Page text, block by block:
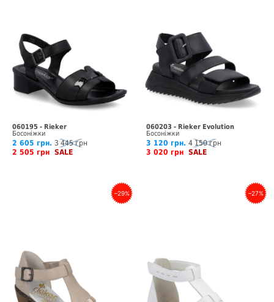
060195 - Rieker
Босоніжки
2 605 грн. 3 445 грн
2 505 грн SALE
060203 - Rieker Evolution
Босоніжки
3 120 грн. 4 150 грн
3 020 грн SALE
–29% –27%